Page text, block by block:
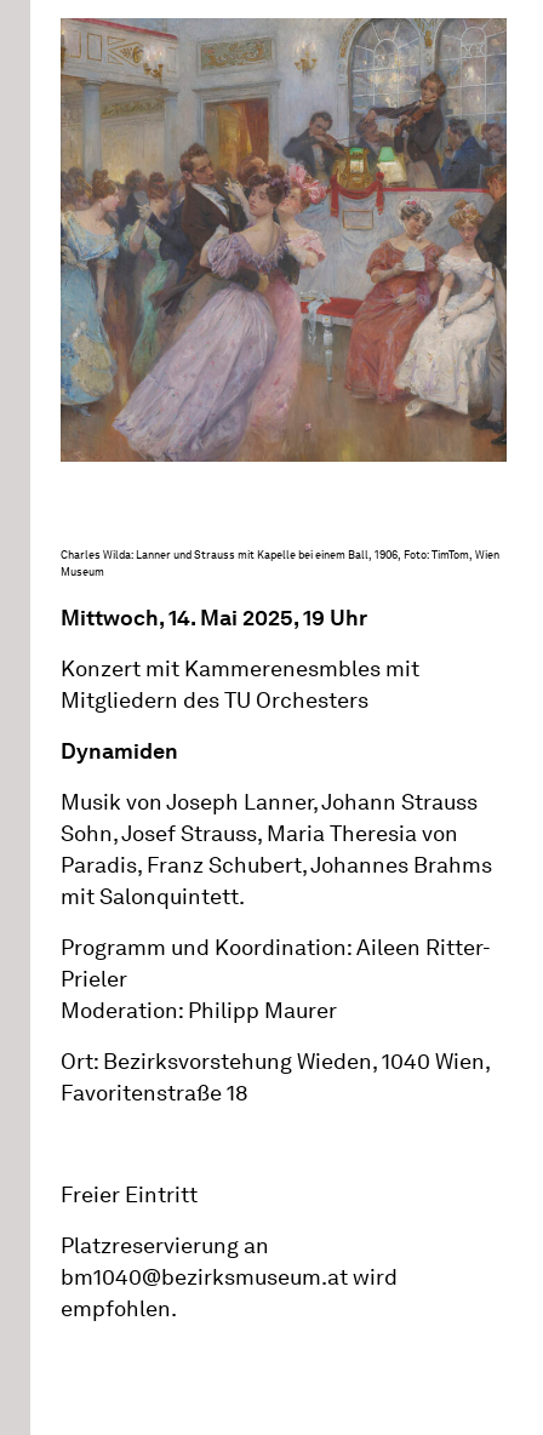
Charles Wilda: Lanner und Strauss mit Kapelle bei einem Ball, 1906, Foto: TimTom, Wien
Museum
Mittwoch, 14. Mai 2025, 19 Uhr
Konzert mit Kammerenesmbles mit
Mitgliedern des TU Orchesters
Dynamiden
Musik von Joseph Lanner, Johann Strauss
Sohn, Josef Strauss, Maria Theresia von
Paradis, Franz Schubert, Johannes Brahms
mit Salonquintett.
Programm und Koordination: Aileen Ritter-
Prieler
Moderation: Philipp Maurer
Ort: Bezirksvorstehung Wieden, 1040 Wien,
Favoritenstraße 18
Freier Eintritt
Platzreservierung an
bm1040@bezirksmuseum.at wird
empfohlen.